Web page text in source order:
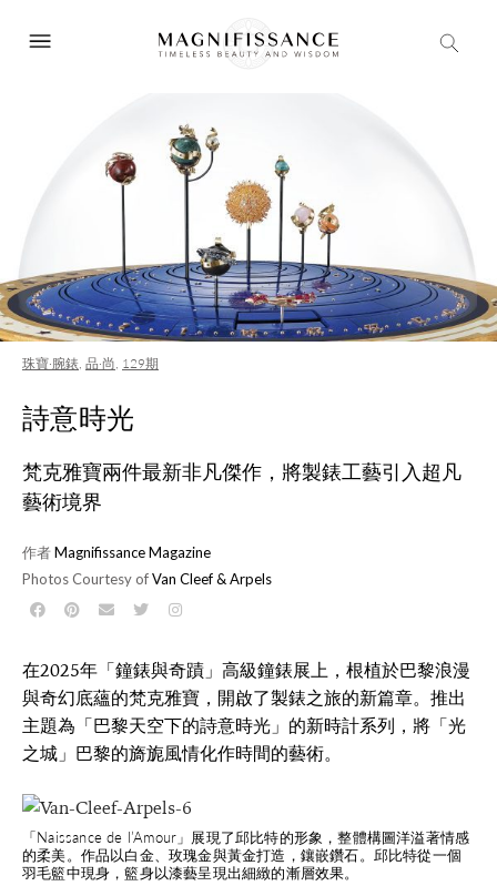
珠寶·腕錶, 品·尚, 129期
詩意時光
梵克雅寶兩件最新非凡傑作，將製錶工藝引入超凡
藝術境界
作者Magnifissance Magazine
Photos Courtesy ofVan Cleef & Arpels
在2025年「鐘錶與奇蹟」高級鐘錶展上，根植於巴黎浪漫
與奇幻底蘊的梵克雅寶，開啟了製錶之旅的新篇章。推出
主題為「巴黎天空下的詩意時光」的新時計系列，將「光
之城」巴黎的旖旎風情化作時間的藝術。
「Naissance de l’Amour」展現了邱比特的形象，整體構圖洋溢著情感
的柔美。作品以白金、玫瑰金與黃金打造，鑲嵌鑽石。邱比特從一個
羽毛籃中現身，籃身以漆藝呈現出細緻的漸層效果。